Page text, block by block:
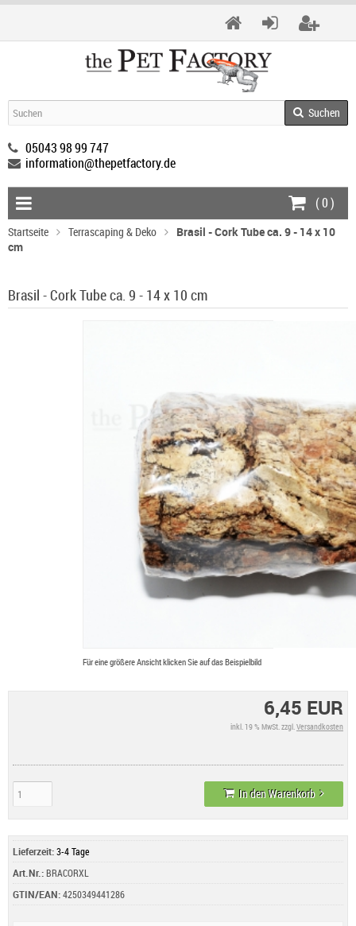
Suchen
05043 98 99 747
information@thepetfactory.de
(0)
Startseite Terrascaping & Deko
Brasil - Cork Tube ca. 9 - 14 x 10
cm
Brasil - Cork Tube ca. 9 - 14 x 10 cm
Für eine größere Ansicht klicken Sie auf das Beispielbild
6,45 EUR
inkl. 19 % MwSt. zzgl.Versandkosten
In den Warenkorb
Lieferzeit:3-4 Tage
Art.Nr.:BRACORXL
GTIN/EAN:4250349441286